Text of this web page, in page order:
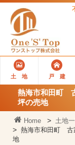
土 地 戸 建
熱海市和田町
坪の売地
Home
土地
熱海市和田町 古
地